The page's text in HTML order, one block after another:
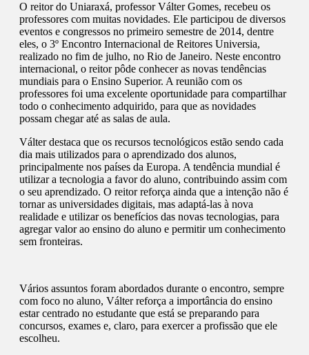
O reitor do Uniaraxá, professor Válter Gomes, recebeu os
professores com muitas novidades. Ele participou de diversos
eventos e congressos no primeiro semestre de 2014, dentre
eles, o 3º Encontro Internacional de Reitores Universia,
realizado no fim de julho, no Rio de Janeiro. Neste encontro
internacional, o reitor pôde conhecer as novas tendências
mundiais para o Ensino Superior. A reunião com os
professores foi uma excelente oportunidade para compartilhar
todo o conhecimento adquirido, para que as novidades
possam chegar até as salas de aula.
Válter destaca que os recursos tecnológicos estão sendo cada
dia mais utilizados para o aprendizado dos alunos,
principalmente nos países da Europa. A tendência mundial é
utilizar a tecnologia a favor do aluno, contribuindo assim com
o seu aprendizado. O reitor reforça ainda que a intenção não é
tornar as universidades digitais, mas adaptá-las à nova
realidade e utilizar os benefícios das novas tecnologias, para
agregar valor ao ensino do aluno e permitir um conhecimento
sem fronteiras.
Vários assuntos foram abordados durante o encontro, sempre
com foco no aluno, Válter reforça a importância do ensino
estar centrado no estudante que está se preparando para
concursos, exames e, claro, para exercer a profissão que ele
escolheu.